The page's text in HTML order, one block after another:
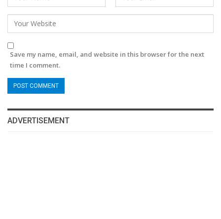
Save my name, email, and website in this browser for the next
time I comment.
ADVERTISEMENT